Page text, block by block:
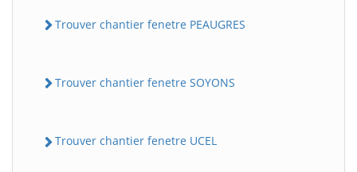
Trouver chantier fenetre PEAUGRES
Trouver chantier fenetre SOYONS
Trouver chantier fenetre UCEL